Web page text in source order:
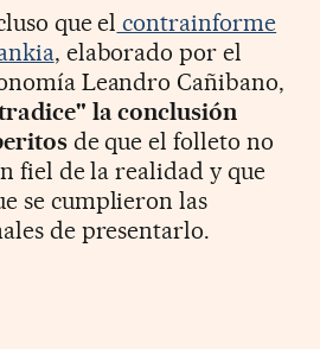
que el contrainforme
, elaborado por el
Leandro Cañibano,
la conclusión
de que el folleto no
fiel de la realidad y que
se cumplieron las
de presentarlo.